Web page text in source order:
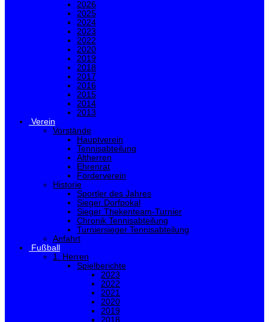
2026
2025
2024
2023
2022
2020
2019
2018
2017
2016
2015
2014
2013
Verein
Vorstände
Hauptverein
Tennisabteilung
Altherren
Ehrenrat
Förderverein
Historie
Sportler des Jahres
Sieger Dorfpokal
Sieger Thekenteam-Turnier
Chronik Tennisabteilung
Turniersieger Tennisabteilung
Anfahrt
Fußball
1. Herren
Spielberichte
2023
2022
2021
2020
2019
2018